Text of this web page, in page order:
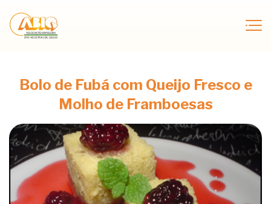
Bolo de Fubá com Queijo Fresco e
Molho de Framboesas